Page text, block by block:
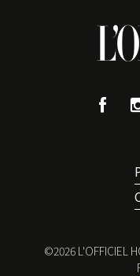
©2026L'OFFICIEL